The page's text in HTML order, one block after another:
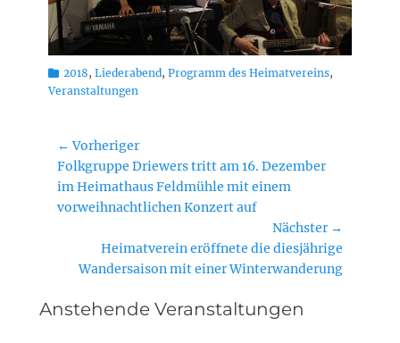
Kategorien
2018, Liederabend, Programm des Heimatvereins,
Veranstaltungen
Beitragsnavigation
← Vorheriger
Vorheriger
Beitrag:
Folkgruppe Driewers tritt am 16. Dezember
im Heimathaus Feldmühle mit einem
vorweihnachtlichen Konzert auf
Nächster →
Nächster
Beitrag:
Heimatverein eröffnete die diesjährige
Wandersaison mit einer Winterwanderung
Anstehende Veranstaltungen